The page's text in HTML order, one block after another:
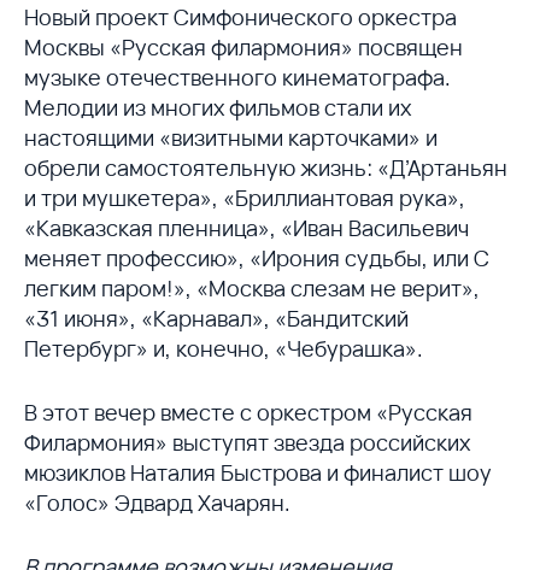
Новый проект Симфонического оркестра
Москвы «Русская филармония» посвящен
музыке отечественного кинематографа.
Мелодии из многих фильмов стали их
настоящими «визитными карточками» и
обрели самостоятельную жизнь: «Д’Артаньян
и три мушкетера», «Бриллиантовая рука»,
«Кавказская пленница», «Иван Васильевич
меняет профессию», «Ирония судьбы, или С
легким паром!», «Москва слезам не верит»,
«31 июня», «Карнавал», «Бандитский
Петербург» и, конечно, «Чебурашка».
В этот вечер вместе с оркестром «Русская
Филармония» выступят звезда российских
мюзиклов Наталия Быстрова и финалист шоу
«Голос» Эдвард Хачарян.